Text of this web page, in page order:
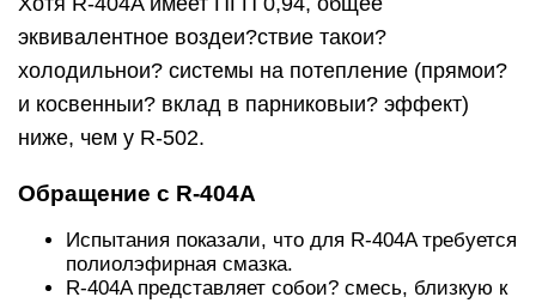
эквивалентное воздеи?ствие такои?
холодильнои? системы на потепление (прямои?
и косвенныи? вклад в парниковыи? эффект)
ниже, чем у R-502.
Обращение с R-404A
Испытания показали, что для R-404A требуется
полиолэфирная смазка.
R-404A представляет собои? смесь, близкую к